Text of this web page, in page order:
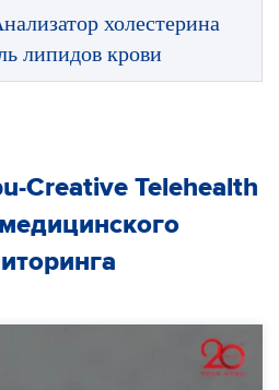
холестерина
липидов крови
Creative Telehealth